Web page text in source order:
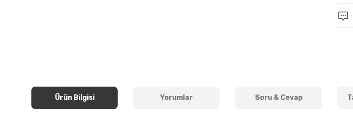
Ürün Bilgisi Yorumlar Soru & Cevap